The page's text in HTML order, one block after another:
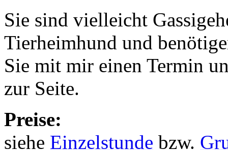
Sie sind vielleicht
Tierheimhund und
Sie mit mir einen Termin
zur Seite.
Preise:
siehe Einzelstunde bzw.